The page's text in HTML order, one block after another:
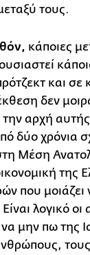
τους.
κάποιες
και σε
δεν
αρχή
δύο χρόνια
Μέση
της
που μοιάζει
λογικό οι
μην πω της
τους